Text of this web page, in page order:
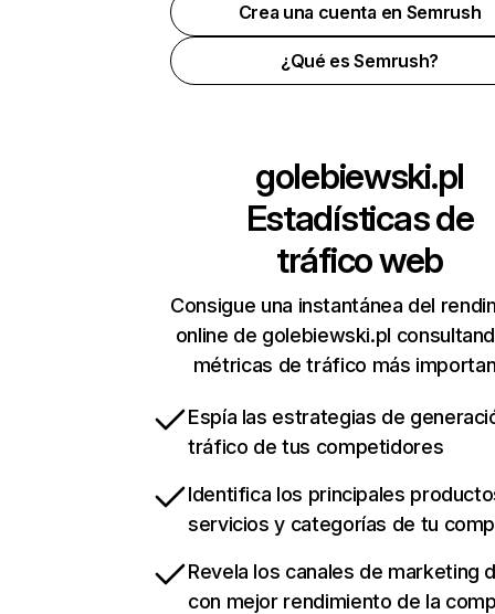
Crea una cuenta en Semrush
¿Qué es Semrush?
golebiewski.pl
Estadísticas de
tráfico web
Consigue una instantánea del
online de golebiewski.pl
métricas de tráfico más
Espía las estrategias de
tráfico de tus competidores
Identifica los principales
servicios y categorías de tu
Revela los canales de marketing
con mejor rendimiento de la